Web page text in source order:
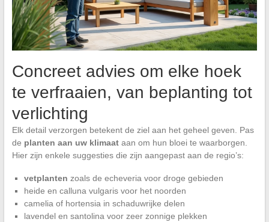
Concreet advies om elke hoek
te verfraaien, van beplanting tot
verlichting
Elk detail verzorgen betekent de ziel aan het geheel geven. Pas
de planten aan uw klimaataan om hun bloei te waarborgen.
Hier zijn enkele suggesties die zijn aangepast aan de regio’s:
vetplanten zoals de echeveria voor droge gebieden
heide en calluna vulgaris voor het noorden
camelia of hortensia in schaduwrijke delen
lavendel en santolina voor zeer zonnige plekken